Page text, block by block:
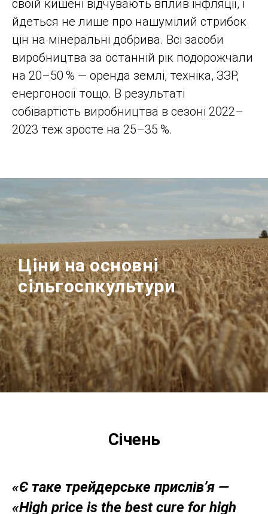
своїй кишені відчувають вплив інфляції, і
йдеться не лише про нашумілий стрибок
цін на мінеральні добрива. Всі засоби
виробництва за останній рік подорожчали
на 20–50 % — оренда землі, техніка, ЗЗР,
енергоносії тощо. В результаті
собівартість виробництва в сезоні 2022–
2023 теж зросте на 25–35 %.
Ціни на основні
сільгоспкультури
Січень
«Є таке трейдерське прислів’я —
«High price is the best cure for high